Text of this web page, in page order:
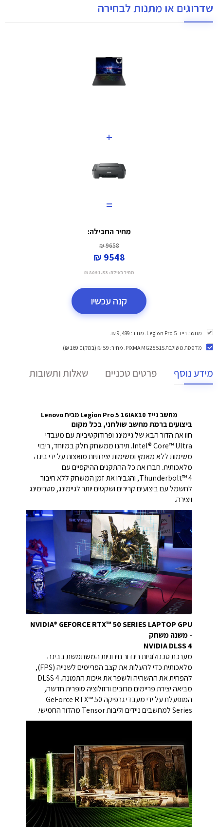
שדרוגים או מתנות לבחירה
+
=
מחיר החבילה:
9658 ₪
9548 ₪
מחיר באילת: 8091.53 ₪
קנה עכשיו
מחשב נייד Legion Pro 5. מחיר: 9,489 ₪.
מדפסת משולבת PIXMA MG2551S
. מחיר: 59 ₪ (במקום 169 ₪).
מידע נוסף פרטים טכניים שאלות ותשובות
מחשב נייד Legion Pro 5 16IAX10 מבית Lenovo
ביצועים ברמת מחשב שולחני, בכל מקום
חוו את הדור הבא של גיימינג ופרודוקטיביות עם מעבדי
Intel® Core™ Ultra. תיהנו ממשחק חלק במיוחד, ריבוי
משימות ללא מאמץ ומשימות יצירתיות מואצות על ידי בינה
מלאכותית. חברו את כל ההתקנים ההיקפיים עם
Thunderbolt™ 4, והגבירו את זמן המשחק ללא חיבור
לחשמל עם ביצועים קרירים ושקטים יותר לגיימינג, סטרימינג
ויצירה.
NVIDIA® GEFORCE RTX™ 50 SERIES LAPTOP GPU
- משנה משחק
NVIDIA DLSS 4
מערכת טכנולוגיות רינדור נוירוניות המשתמשת בבינה
מלאכותית כדי להעלות את קצב הפריימים לשנייה (FPS),
להפחית את ההשהיה ולשפר את איכות התמונה. DLSS 4
מביאה יצירת פריימים מרובים ורזולוציה סופרית חדשה,
המופעלת על ידי מעבדי גרפיקה GeForce RTX™ 50
Series למחשבים ניידים וליבות Tensor מהדור החמישי.